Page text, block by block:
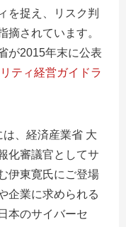
を捉え、リスク判
摘されています。
が2015年末に公表
ティ経営ガイドラ
、経済産業省 大
化審議官としてサ
伊東寛氏にご登場
企業に求められる
本のサイバーセ